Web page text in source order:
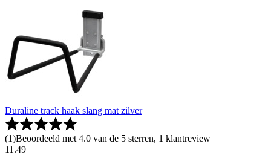
Duraline track haak slang mat zilver
(1)Beoordeeld met 4.0 van de 5 sterren, 1 klantreview
11 .49